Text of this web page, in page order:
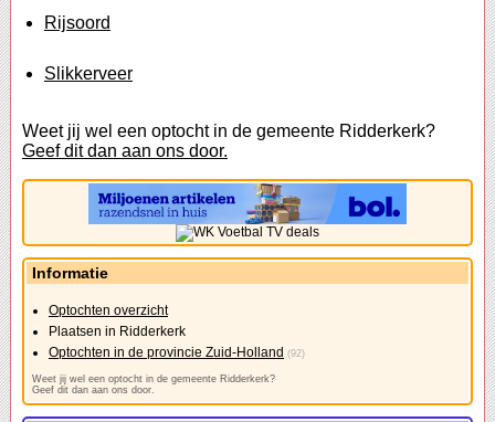
Rijsoord
Slikkerveer
Weet jij wel een optocht in de gemeente Ridderkerk?
Geef dit dan aan ons door.
Informatie
Optochten overzicht
Plaatsen in Ridderkerk
Optochten in de provincie Zuid-Holland (92)
Weet jij wel een optocht in de gemeente Ridderkerk?
Geef dit dan aan ons door.